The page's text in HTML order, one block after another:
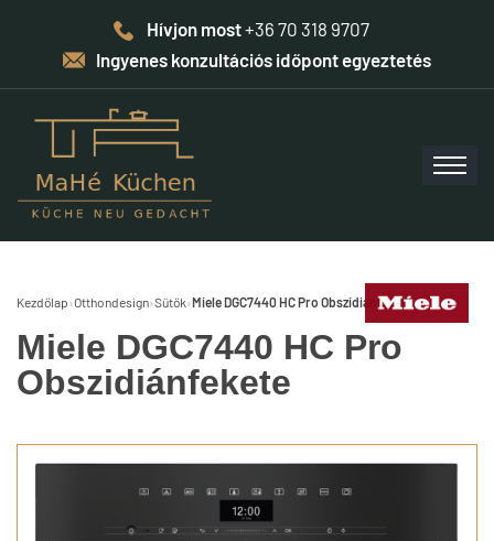
Hívjon most+36 70 318 9707
Ingyenes konzultációs időpont egyeztetés
Kezdőlap›Otthondesign›Sütők›Miele DGC7440 HC Pro Obszidiánfekete
Miele DGC7440 HC Pro
Obszidiánfekete